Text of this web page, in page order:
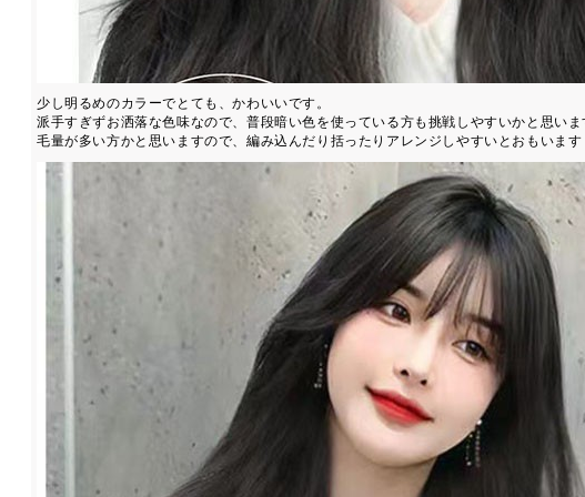
少し明るめのカラーでとても、かわいいです。
派手すぎずお洒落な色味なので、普段暗い色を使っている方も挑戦しやすいかと思いま
毛量が多い方かと思いますので、編み込んだり括ったりアレンジしやすいとおもいます